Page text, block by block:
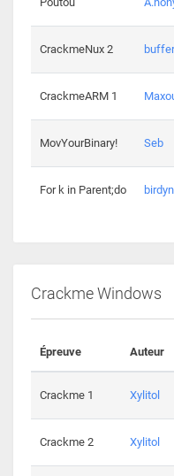
CrackmeNux 2 buffer
CrackmeARM 1
MovYourBinary! Seb
For k in Parent;do
Crackme Windows
Épreuve Auteur
Crackme 1 Xylitol
Crackme 2 Xylitol